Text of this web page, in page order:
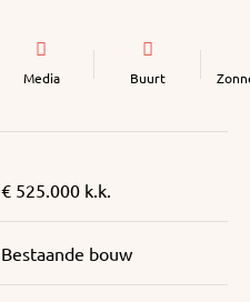
Media Buurt
€ 525.000 k.k.
Bestaande bouw